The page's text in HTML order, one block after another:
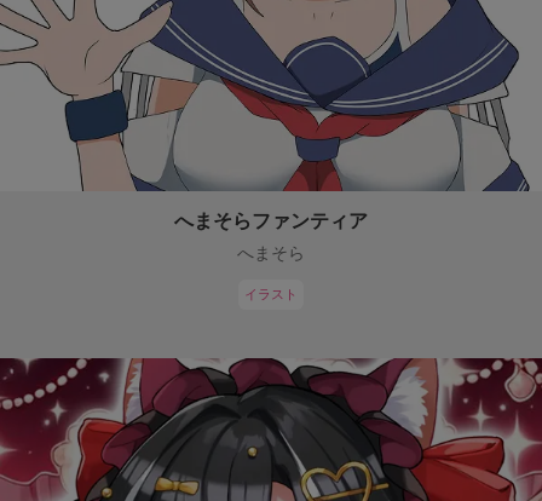
へまそらファンティア
へまそら
イラスト